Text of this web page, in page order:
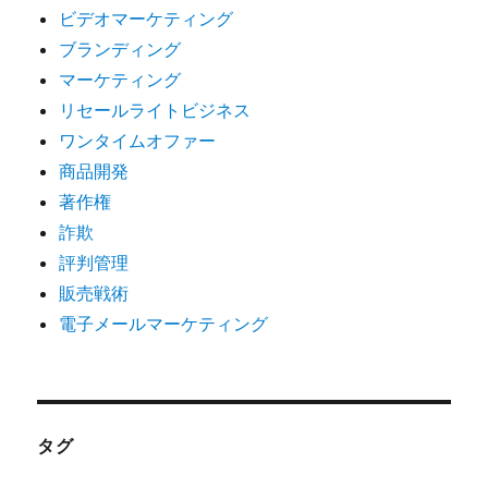
ビデオマーケティング
ブランディング
マーケティング
リセールライトビジネス
ワンタイムオファー
商品開発
著作権
詐欺
評判管理
販売戦術
電子メールマーケティング
タグ